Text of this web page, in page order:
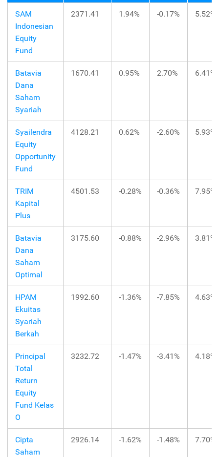
SAM
Indonesian
Equity
Fund
2371.41 1.94% -0.17% 5.52%
Batavia
Dana
Saham
Syariah
1670.41 0.95% 2.70% 6.41%
Syailendra
Equity
Opportunity
Fund
4128.21 0.62% -2.60% 5.93%
TRIM
Kapital
Plus
4501.53 -0.28% -0.36% 7.95%
Batavia
Dana
Saham
Optimal
3175.60 -0.88% -2.96% 3.81%
HPAM
Ekuitas
Syariah
Berkah
1992.60 -1.36% -7.85% 4.63%
Principal
Total
Return
Equity
Fund Kelas
O
3232.72 -1.47% -3.41% 4.18%
Cipta
Saham
2926.14 -1.62% -1.48% 7.70%